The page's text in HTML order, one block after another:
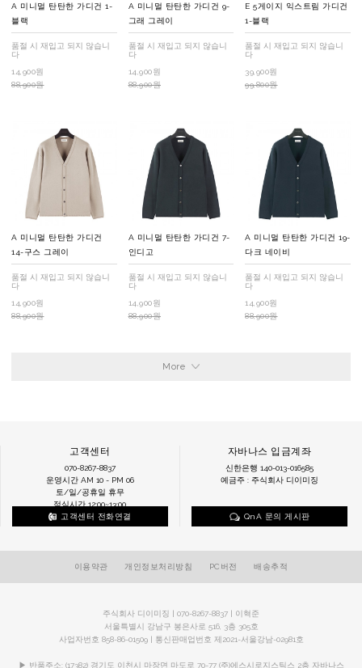
A 미니멀 탄탄한 가디건 1-
블랙
품절 시 재입고 되지 않습니
다
14,900원
88,900원
A 미니멀 탄탄한 가디건 9-
그래 그레이
품절 시 재입고 되지 않습니
다
14,900원
88,900원
E 5게이지 익스트림 가디건
1-블랙
품절 시 재입고 되지 않습니
다
39,900원
99,800원
A 미니멀 탄탄한 가디건
14-구스 그레이
품절 시 재입고 되지 않습니
다
14,900원
88,900원
A 미니멀 탄탄한 가디건 7-
인디고
품절 시 재입고 되지 않습니
다
14,900원
88,900원
A 미니멀 탄탄한 가디건 19-
다크 네이비
품절 시 재입고 되지 않습니
다
14,900원
88,900원
More
고객센터
070-8267-8837
운영시간 AM 10 - PM 06
토/일/공휴일 휴무
점심시간 12:00~13:00
고객센터 전화연결
자바나스 입금계좌
신한은행 140-013-016585
예금주 : 주식회사 디이미징
QnA 문의 게시판
이용약관 개인정보처리방침 PC버전 배송추적
주식회사 디이미징 | 070-8267-8837 | 이혁준
서울특별시 강남구 봉은사로 516, 3층 305호
사업자번호 858-86-01509 | 통신판매업번호 제2021-서울강남-02981호
▶ 반품주소: (17382) 경기도 이천시 마장면 마도로 70-77 (주)에스시로지스틱스 2층 자바나스